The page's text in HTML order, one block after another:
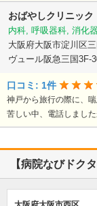
おばやしクリニック
内科, 呼吸器科, 消化
大阪府大阪市淀川区
ヴュール阪急三国3F-
口コミ: 1件
神戸から旅行の際に、
苦しい中、電話しまし
【病院なびドク